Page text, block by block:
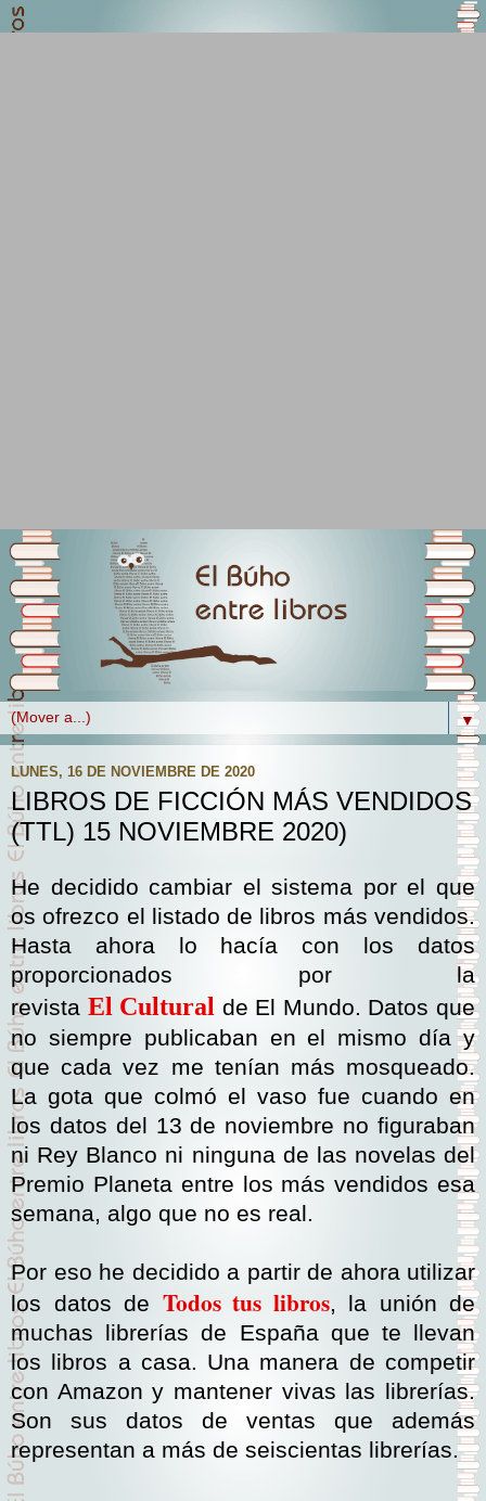
▼
LUNES, 16 DE NOVIEMBRE DE 2020
LIBROS DE FICCIÓN MÁS VENDIDOS
(TTL) 15 NOVIEMBRE 2020)
He decidido cambiar el sistema por el que
os ofrezco el listado de libros más vendidos.
Hasta ahora lo hacía con los datos
proporcionados por la
revista El Cultural de El Mundo. Datos que
no siempre publicaban en el mismo día y
que cada vez me tenían más mosqueado.
La gota que colmó el vaso fue cuando en
los datos del 13 de noviembre no figuraban
ni Rey Blanco ni ninguna de las novelas del
Premio Planeta entre los más vendidos esa
semana, algo que no es real.
Por eso he decidido a partir de ahora utilizar
los datos de Todos tus libros, la unión de
muchas librerías de España que te llevan
los libros a casa. Una manera de competir
con Amazon y mantener vivas las librerías.
Son sus datos de ventas que además
representan a más de seiscientas librerías.